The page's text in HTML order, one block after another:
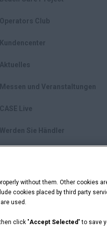
Operators Club
Kundencenter
Aktuelles
Messen und Veranstaltungen
CASE Live
Werden Sie Händler
without them. Other cookies
placed by third party
used.
click "Accept Selected" to save